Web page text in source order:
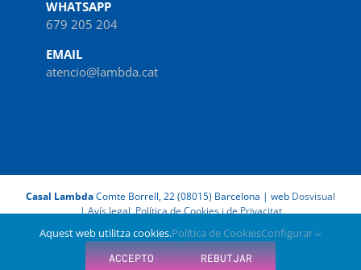
WHATSAPP
679 205 204
EMAIL
atencio@lambda.cat
Casal LambdaComte Borrell, 22 (08015) Barcelona | web Dosvisual
|Avís legal, Política de Cookies i de Privacitat
Facebook
X Instagram
LinkedIn
Spotify
IVoox
Aquest web utilitza cookies.Política de CookiesConfigurar
ACCEPTO
REBUTJAR